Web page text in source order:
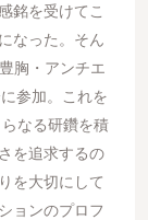
銘を受けてこ
なった。そん
胸・アンチエ
参加。これを
なる研鑽を積
を追求するの
を大切にして
ョンのプロフ